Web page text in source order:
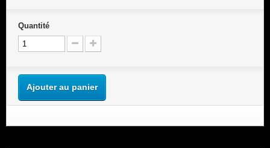
Quantité
Ajouter au panier